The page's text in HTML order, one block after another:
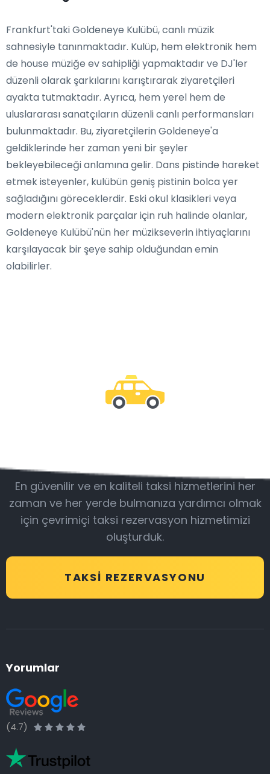
Frankfurt'taki Goldeneye Kulübü, canlı müzik
sahnesiyle tanınmaktadır. Kulüp, hem elektronik hem
de house müziğe ev sahipliği yapmaktadır ve DJ'ler
düzenli olarak şarkılarını karıştırarak ziyaretçileri
ayakta tutmaktadır. Ayrıca, hem yerel hem de
uluslararası sanatçıların düzenli canlı performansları
bulunmaktadır. Bu, ziyaretçilerin Goldeneye'a
geldiklerinde her zaman yeni bir şeyler
bekleyebileceği anlamına gelir. Dans pistinde hareket
etmek isteyenler, kulübün geniş pistinin bolca yer
sağladığını göreceklerdir. Eski okul klasikleri veya
modern elektronik parçalar için ruh halinde olanlar,
Goldeneye Kulübü'nün her müzikseverin ihtiyaçlarını
karşılayacak bir şeye sahip olduğundan emin
olabilirler.
En güvenilir ve en kaliteli taksi hizmetlerini her
zaman ve her yerde bulmanıza yardımcı olmak
için çevrimiçi taksi rezervasyon hizmetimizi
oluşturduk.
TAKSI REZERVASYONU
Yorumlar
(4.7)